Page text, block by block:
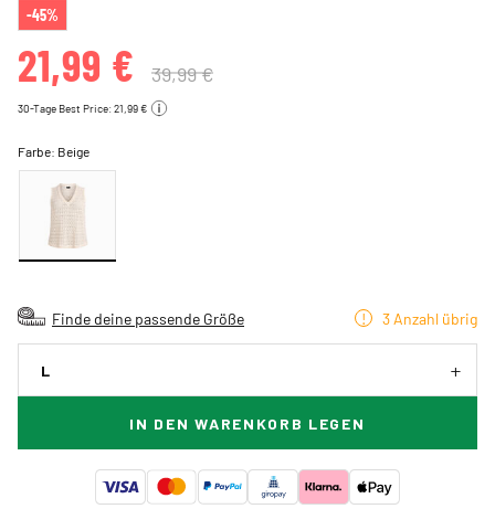
-45%
21,99 € 39,99 €
30-Tage Best Price: 21,99 €
Farbe: Beige
Finde deine passende Größe 3 Anzahl übrig
L
IN DEN WARENKORB LEGEN